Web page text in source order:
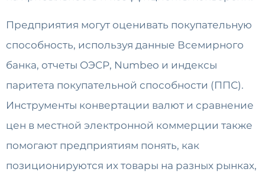
Предприятия могут оценивать покупательную
способность, используя данные Всемирного
банка, отчеты ОЭСР, Numbeo и индексы
паритета покупательной способности (ППС).
Инструменты конвертации валют и сравнение
цен в местной электронной коммерции также
помогают предприятиям понять, как
позиционируются их товары на разных рынках,